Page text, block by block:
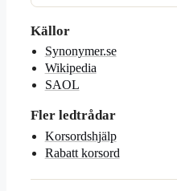
Källor
Synonymer.se
Wikipedia
SAOL
Fler ledtrådar
Korsordshjälp
Rabatt korsord